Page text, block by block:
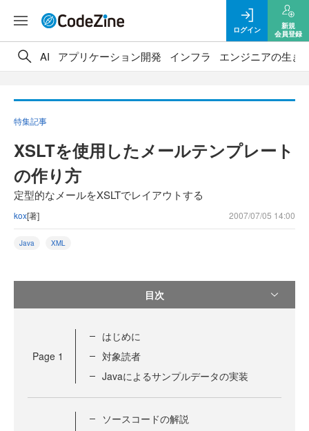
ログイン
新規
会員登録
AI アプリケーション開発 インフラ エンジニアの生き
特集記事
XSLTを使用したメールテンプレート
の作り方
定型的なメールをXSLTでレイアウトする
kox[著] 2007/07/05 14:00
Java XML
目次
Page 1
はじめに
対象読者
Javaによるサンプルデータの実装
ソースコードの解説